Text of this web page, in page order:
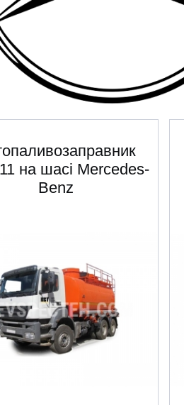
на шасі Mercedes-
Benz